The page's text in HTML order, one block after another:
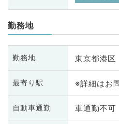
勤務地
勤務地 東京都港区
最寄り駅 ※詳細はお
自動車通勤 車通勤不可